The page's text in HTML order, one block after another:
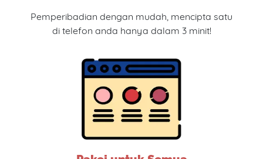
Pemperibadian dengan mudah, mencipta satu
di telefon anda hanya dalam 3 minit!